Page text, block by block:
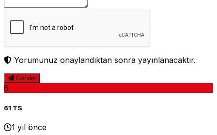
Yorumunuz onaylandıktan sonra yayınlanacaktır.
Gönder
6
61 TS
1 yıl önce